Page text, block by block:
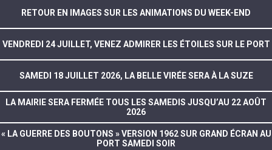
RETOUR EN IMAGES SUR LES ANIMATIONS DU WEEK-END
VENDREDI 24 JUILLET, VENEZ ADMIRER LES ÉTOILES SUR LE PORT
SAMEDI 18 JUILLET 2026, LA BELLE VIRÉE SERA À LA SUZE
LA MAIRIE SERA FERMÉE TOUS LES SAMEDIS JUSQU’AU 22 AOÛT
2026
« LA GUERRE DES BOUTONS » VERSION 1962 SUR GRAND ÉCRAN AU
PORT SAMEDI SOIR